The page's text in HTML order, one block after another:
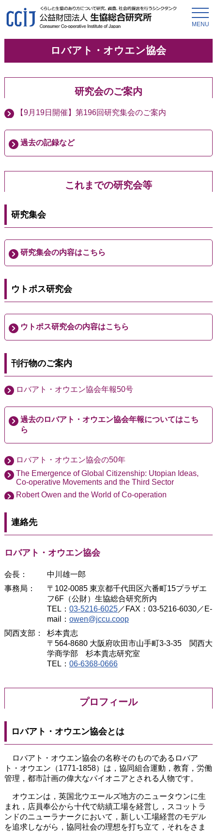
MENU
ロバアト・オウエン協会
研究会のご案内
【9月19日開催】第196回研究集会のご案内
過去の記録など
これまでの研究会等
研究集会
研究集会の内容はこちら
ウトポス研究会
ウトポス研究会の内容はこちら
刊行物のご案内
ロバアト・オウエン協会年報50号
過去のロバアト・オウエン協会年報についてはこち
ら
ロバアト・オウエン協会の50年
The Emergence of Global Citizenship: Utopian Ideas,
Co-operative Movements and the Third Sector
Robert Owen and the World of Co-operation
連絡先
ロバアト・オウエン協会
会長：
中川雄一郎
事務局：
〒102-0085 東京都千代田区六番町15プラザエ
フ6F（公財）生協総合研究所内
TEL： 03-5216-6025／FAX：03-5216-6030／E-
mail： owen@jccu.coop
関西支部：
杉本貴志
〒564-8680 大阪府吹田市山手町3-3-35 関西大
学商学部 杉本貴志研究室
TEL： 06-6368-0666
プロフィール
ロバアト・オウエン協会とは
ロバアト・オウエン協会の名称そのものであるロバア
ト・オウエン（1771-1858）は，協同組合運動，教育，労働
管理，都市計画の偉大なパイオニアとされる人物です。
オウエンは，英国北ウエールズ地方のニュータウンに生
まれ，店員奉公から十代で紡績工場を経営し，スコットラ
ンドのニューラナークにおいて，新しい工場経営のモデル
を追求しながら，協同社会の理想を打ち立て，それをさま